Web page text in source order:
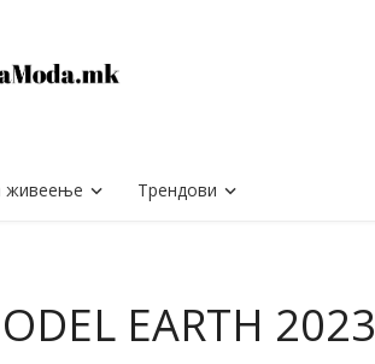
живеење Трендови
EARTH 2023